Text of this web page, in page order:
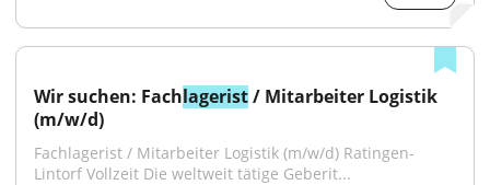
Wir suchen: Fachlagerist / Mitarbeiter Logistik
(m/w/d)
Fachlagerist / Mitarbeiter Logistik (m/w/d) Ratingen-
Lintorf Vollzeit Die weltweit tätige Geberit...